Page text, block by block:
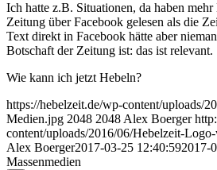
Ich hatte z.B. Situationen, da haben
Zeitung über Facebook gelesen als die
Text direkt in Facebook hätte aber
Botschaft der Zeitung ist: das ist relevant.
Wie kann ich jetzt Hebeln?
https://hebelzeit.de/wp-content/uploads/
Medien.jpg 2048 2048 Alex Boerger
content/uploads/2016/06/Hebelzeit-
Alex Boerger2017-03-25 12:40:592017-
Massenmedien